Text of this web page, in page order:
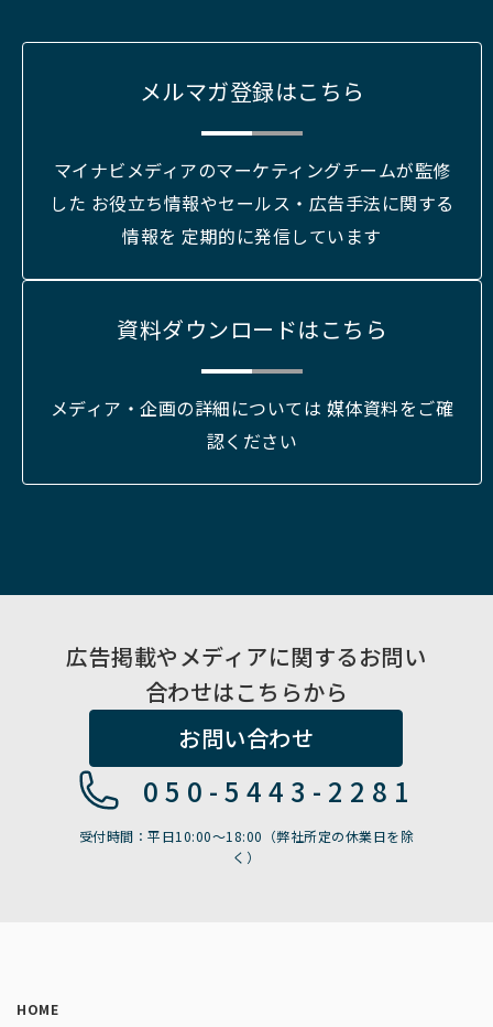
メルマガ登録はこちら
マイナビメディアのマーケティングチームが監修
した お役立ち情報やセールス・広告手法に関する
情報を 定期的に発信しています
資料ダウンロードはこちら
メディア・企画の詳細については 媒体資料をご確
認ください
広告掲載やメディアに関するお問い
合わせはこちらから
お問い合わせ
050-5443-2281
受付時間：平日10:00〜18:00（弊社所定の休業日を除
く）
HOME